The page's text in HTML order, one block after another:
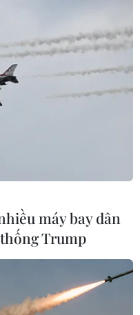
máy bay dân
Trump